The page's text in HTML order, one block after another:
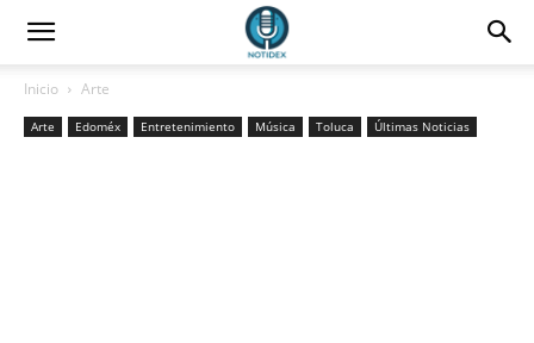
Inicio Arte
Arte Edoméx Entretenimiento Música Toluca Últimas Noticias